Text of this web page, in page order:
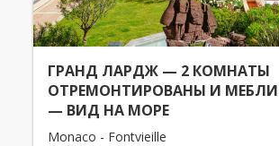
ГРАНД ЛАРДЖ — 2 КОМНАТЫ
ОТРЕМОНТИРОВАНЫ И
— ВИД НА МОРЕ
Monaco - Fontvieille